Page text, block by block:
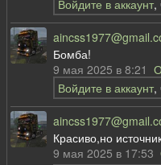
Войдите в аккаунт,
Бомба!
9 мая 2025 в 8:21
Войдите в аккаунт,
Красиво,но
9 мая 2025 в 17:53